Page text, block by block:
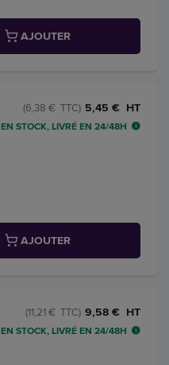
AJOUTER
5,45 € HT
(6,38 € TTC)
EN STOCK, LIVRÉ EN 24/48H
AJOUTER
9,58 € HT
(11,21 € TTC)
EN STOCK, LIVRÉ EN 24/48H